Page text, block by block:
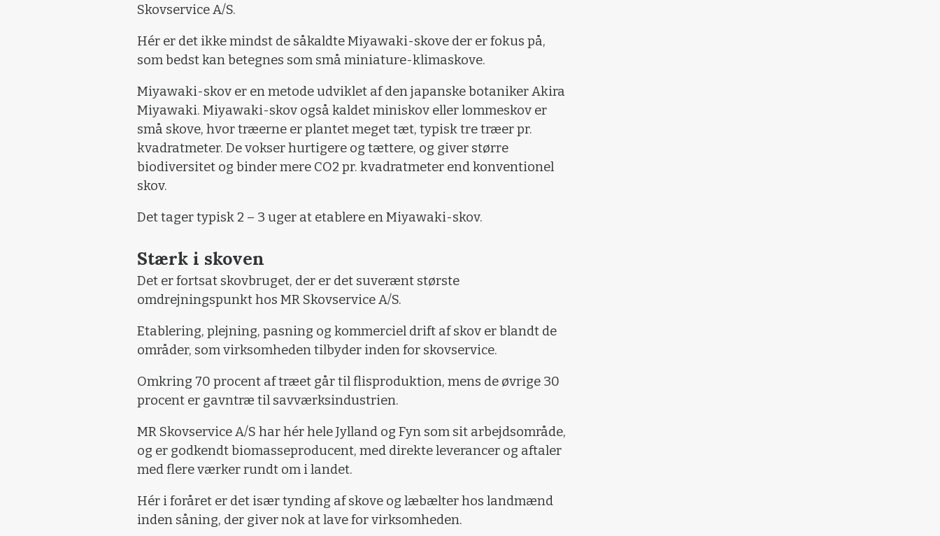
Skovservice A/S.
Hér er det ikke mindst de såkaldte Miyawaki-skove der er fokus på,
som bedst kan betegnes som små miniature-klimaskove.
Miyawaki-skov er en metode udviklet af den japanske botaniker Akira
Miyawaki. Miyawaki-skov også kaldet miniskov eller lommeskov er
små skove, hvor træerne er plantet meget tæt, typisk tre træer pr.
kvadratmeter. De vokser hurtigere og tættere, og giver større
biodiversitet og binder mere CO2 pr. kvadratmeter end konventionel
skov.
Det tager typisk 2 – 3 uger at etablere en Miyawaki-skov.
Stærk i skoven
Det er fortsat skovbruget, der er det suverænt største
omdrejningspunkt hos MR Skovservice A/S.
Etablering, plejning, pasning og kommerciel drift af skov er blandt de
områder, som virksomheden tilbyder inden for skovservice.
Omkring 70 procent af træet går til flisproduktion, mens de øvrige 30
procent er gavntræ til savværksindustrien.
MR Skovservice A/S har hér hele Jylland og Fyn som sit arbejdsområde,
og er godkendt biomasseproducent, med direkte leverancer og aftaler
med flere værker rundt om i landet.
Hér i foråret er det især tynding af skove og læbælter hos landmænd
inden såning, der giver nok at lave for virksomheden.